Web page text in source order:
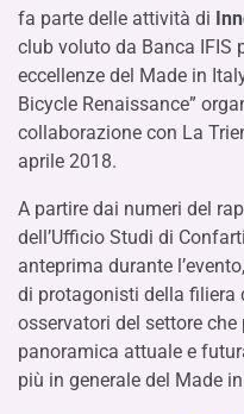
fa parte delle attività di
club voluto da Banca IFIS
eccellenze del Made in
Bicycle Renaissance”
collaborazione con La
aprile 2018.
A partire dai numeri del
dell’Ufficio Studi di
anteprima durante
di protagonisti della filiera
osservatori del settore
panoramica attuale e
più in generale del Made